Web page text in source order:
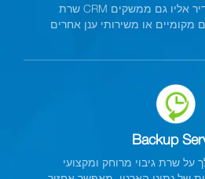
שרת CRM וירטואלי. תוכל להגדיר אליו גם ממשקים
Backup
שרת גיבוי מרוחק ומקצועי